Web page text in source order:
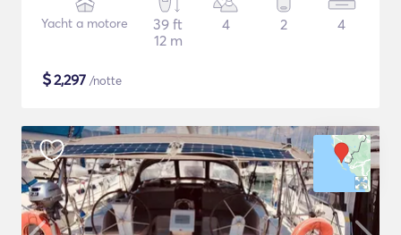
Yacht a motore
39 ft
12 m
4 2 4
$2,297 /notte